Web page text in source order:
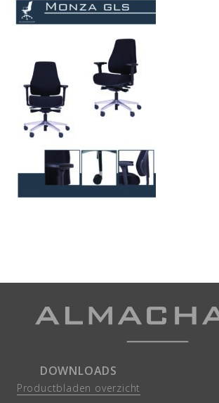
DOWNLOADS
Productbladen overzicht